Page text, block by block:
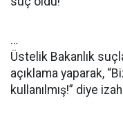
…
Üstelik Bakanlık
açıklama yaparak,
kullanılmış!” diye